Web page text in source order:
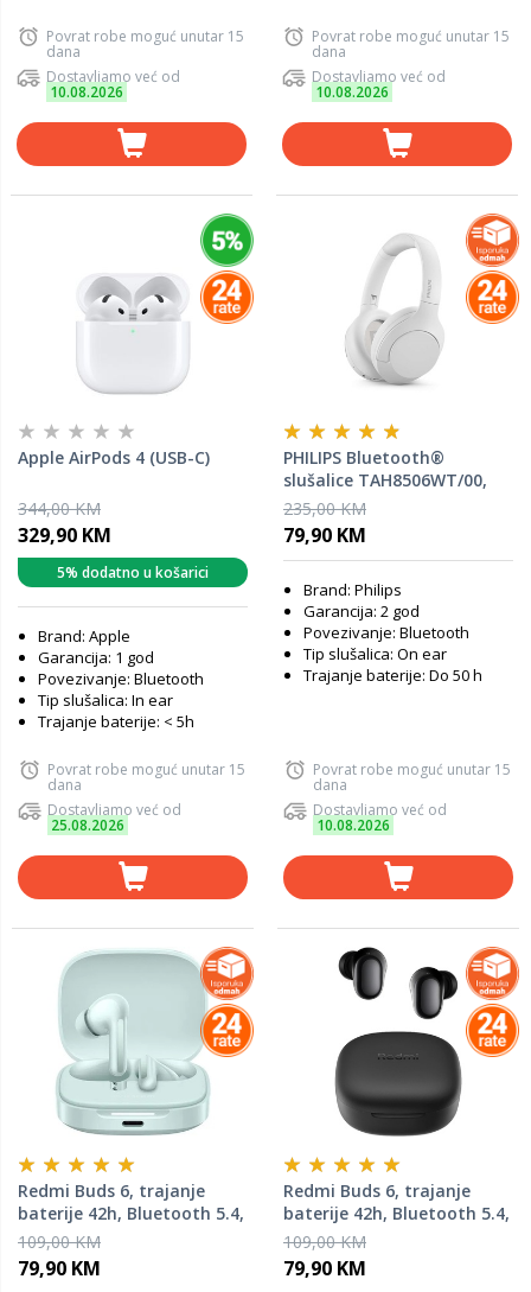
Povrat robe moguć unutar 15
dana
Dostavljamo već od
10.08.2026
Povrat robe moguć unutar 15
dana
Dostavljamo već od
10.08.2026
Apple AirPods 4 (USB-C)
344,00 KM
329,90 KM
5% dodatno u košarici
Brand: Apple
Garancija: 1 god
Povezivanje: Bluetooth
Tip slušalica: In ear
Trajanje baterije: < 5h
Povrat robe moguć unutar 15
dana
Dostavljamo već od
25.08.2026
PHILIPS Bluetooth®
slušalice TAH8506WT/00,
Bijele (Aktivno otklanjanje
buke)
235,00 KM
79,90 KM
Brand: Philips
Garancija: 2 god
Povezivanje: Bluetooth
Tip slušalica: On ear
Trajanje baterije: Do 50 h
Povrat robe moguć unutar 15
dana
Dostavljamo već od
10.08.2026
Redmi Buds 6, trajanje
baterije 42h, Bluetooth 5.4,
zelena
109,00 KM
79,90 KM
Redmi Buds 6, trajanje
baterije 42h, Bluetooth 5.4,
crna
109,00 KM
79,90 KM